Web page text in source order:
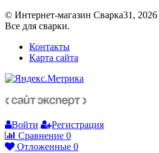
© Интернет-магазин Сварка31, 2026
Все для сварки.
Контакты
Карта сайта
Войти
Регистрация
Сравнение 0
Отложенные 0